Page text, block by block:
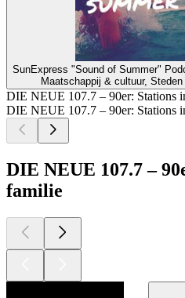
SunExpress "Sound of Summer"
Maatschappij & cultuur,
DIE NEUE 107.7 – 90er: Stations
DIE NEUE 107.7 – 90er: Stations
DIE NEUE 107.7 –
familie